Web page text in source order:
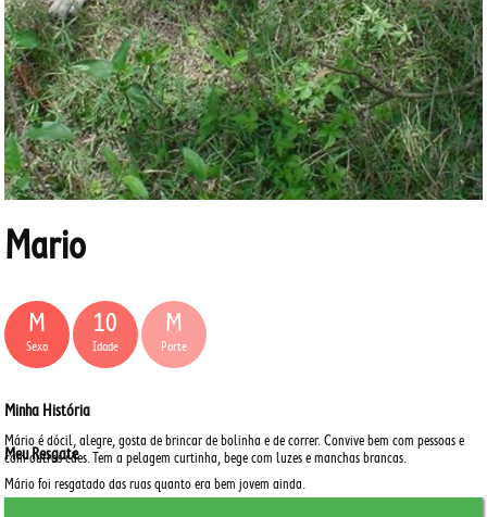
Mario
M
Sexo
10
Idade
M
Porte
Minha História
Mário é dócil, alegre, gosta de brincar de bolinha e de correr. Convive bem com pessoas e
com outros cães. Tem a pelagem curtinha, bege com luzes e manchas brancas.
Meu Resgate
Mário foi resgatado das ruas quanto era bem jovem ainda.